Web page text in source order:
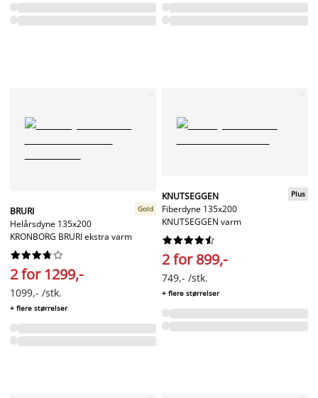
BRURI
Helårsdyne 135x200
KRONBORG BRURI ekstra varm
Gold






2 for 1299,-
1099,- /stk.
+ flere størrelser
KNUTSEGGEN
Fiberdyne 135x200
KNUTSEGGEN varm
Plus






2 for 899,-
749,- /stk.
+ flere størrelser